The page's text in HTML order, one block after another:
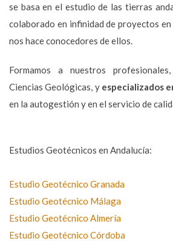
se basa en el estudio de las tierras
colaborado en infinidad de proyectos
nos hace conocedores de ellos.
Formamos a nuestros
Ciencias Geológicas, y especializados
en la autogestión y en el servicio de
Estudios Geotécnicos en Andalucía:
Estudio Geotécnico Granada
Estudio Geotécnico Málaga
Estudio Geotécnico Almería
Estudio Geotécnico Córdoba